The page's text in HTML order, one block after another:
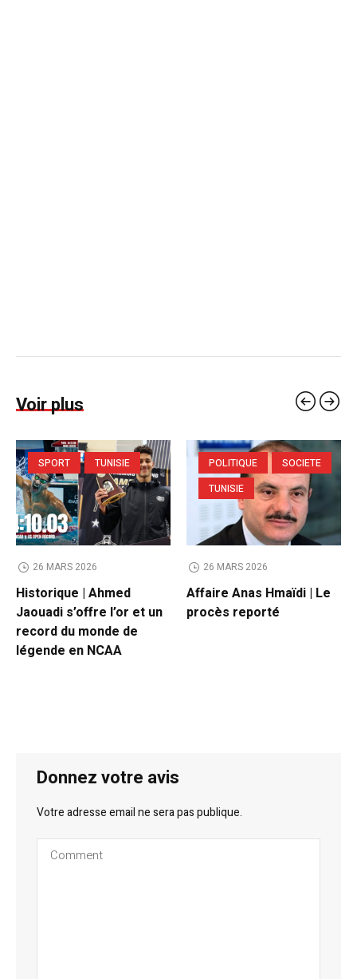
Voir plus
SPORT TUNISIE
26 MARS 2026
Historique | Ahmed
Jaouadi s’offre l’or et un
record du monde de
légende en NCAA
POLITIQUE
SOCIETE
TUNISIE
26 MARS 2026
Affaire Anas Hmaïdi | Le
procès reporté
Donnez votre avis
Votre adresse email ne sera pas publique.